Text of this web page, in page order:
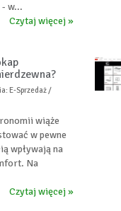
w...
Czytaj więcej »
E-Sprzedaż /
wiąże
w pewne
wpływają na
Na
Czytaj więcej »